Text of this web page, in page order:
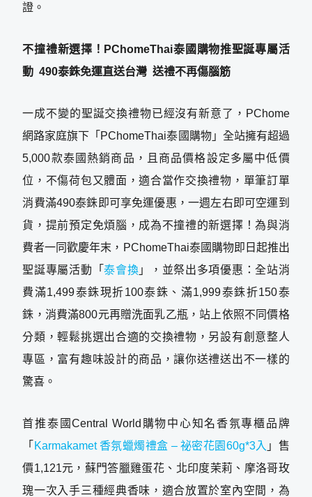
證。
不撞禮新選擇！PChomeThai泰國購物推聖誕專屬活
動 490泰銖免運直送台灣 送禮不再傷腦筋
一成不變的聖誕交換禮物已經沒有新意了，PChome
網路家庭旗下「PChomeThai泰國購物」全站擁有超過
5,000款泰國熱銷商品，且商品價格設定多屬中低價
位，不傷荷包又體面，適合當作交換禮物，單筆訂單
消費滿490泰銖即可享免運優惠，一週左右即可空運到
貨，提前預定免煩腦，成為不撞禮的新選擇！為與消
費者一同歡慶年末，PChomeThai泰國購物即日起推出
聖誕專屬活動「泰會換 」，並祭出多項優惠：全站消
費滿1,499泰銖現折100泰銖、滿1,999泰銖折150泰
銖，消費滿800元再贈洗面乳乙瓶，站上依照不同價格
分類，輕鬆挑選出合適的交換禮物，另設有創意整人
專區，富有趣味設計的商品，讓你送禮送出不一樣的
驚喜。
首推泰國Central World購物中心知名香氛專櫃品牌
「 Karmakamet 香氛蠟燭禮盒 – 祕密花園60g*3入 」售
價1,121元，蘇門答臘雞蛋花、北印度茉莉、摩洛哥玫
瑰一次入手三種經典香味，適合放置於室內空間，為